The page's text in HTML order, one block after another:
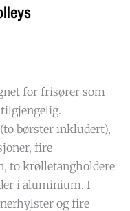
for frisører som
børster inkludert),
fire
to krølletangholdere
i aluminium. I
og fire